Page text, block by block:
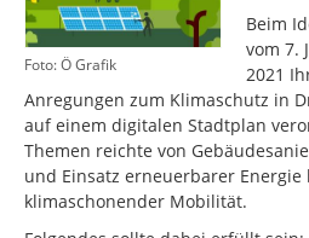
Foto: Ö Grafik
Beim
vom 7.
2021
Anregungen zum Klimaschutz in
auf einem digitalen Stadtplan
Themen reichte von
und Einsatz erneuerbarer Energie
klimaschonender Mobilität.